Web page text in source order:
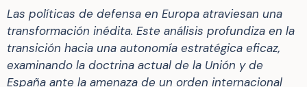
Las políticas de defensa en Europa atraviesan una
transformación inédita. Este análisis profundiza en la
transición hacia una autonomía estratégica eficaz,
examinando la doctrina actual de la Unión y de
España ante la amenaza de un orden internacional